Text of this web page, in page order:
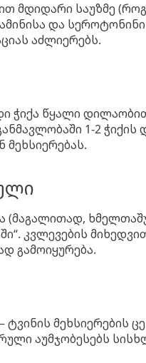
მდიდარი საუზმე
და
აძლიერებს.
ჭიქა წყალი
1-2 ჭიქის
მეხსიერებას.
კვლევების
გამოიყურება.
ტვინის მეხსიერების
აუმჯობესებს